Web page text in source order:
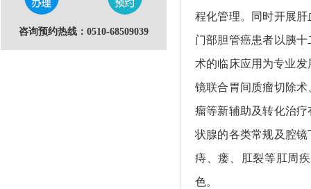
咨询预约热线：0510-68509039
程化管理。同时开展
门部胆管癌患者以胰
术的临床应用为专业
镜联合胃间质瘤切除
瘤等新辅助及转化治
状腺的各类常规及腔
痔、瘘、肛裂等肛周
色。